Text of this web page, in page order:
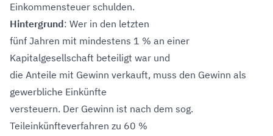
Einkommensteuer schulden.
Hintergrund: Wer in den letzten
fünf Jahren mit mindestens 1 % an einer
Kapitalgesellschaft beteiligt war und
die Anteile mit Gewinn verkauft, muss den Gewinn als
gewerbliche Einkünfte
versteuern. Der Gewinn ist nach dem sog.
Teileinkünfteverfahren zu 60 %